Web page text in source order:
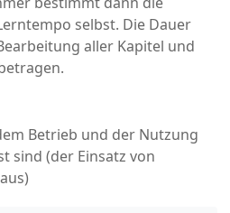
selbst. Die Dauer
aller Kapitel und
Betrieb und der Nutzung
sind (der Einsatz von